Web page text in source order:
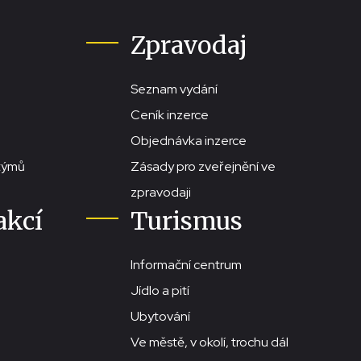
Zpravodaj
Seznam vydání
Ceník inzerce
Objednávka inzerce
Zásady pro zveřejnění ve
zpravodaji
Turismus
Informační centrum
Jídlo a pití
Ubytování
Ve městě, v okolí, trochu dál